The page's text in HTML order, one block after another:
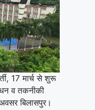
17 मार्च से शुरू
व तकनीकी
बिलासपुर।